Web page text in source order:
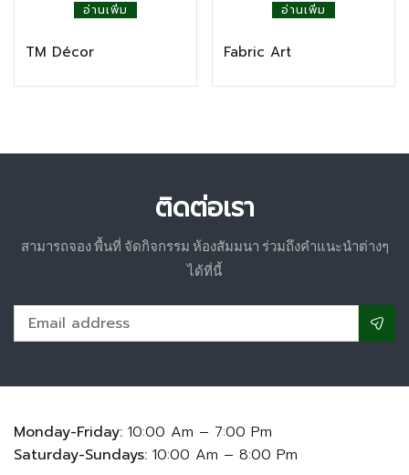
อ่านเพิ่ม
TM Décor
อ่านเพิ่ม
Fabric Art
ติดต่อเรา
สามารถจอง พื้นที่ จัดกิจกรรม ห้องสัมมนา ร่วมถึงคำแนะนำต่างๆ
ได้ที่นี้
Monday-Friday: 10:00 Am – 7:00 Pm
Saturday-Sundays: 10:00 Am – 8:00 Pm